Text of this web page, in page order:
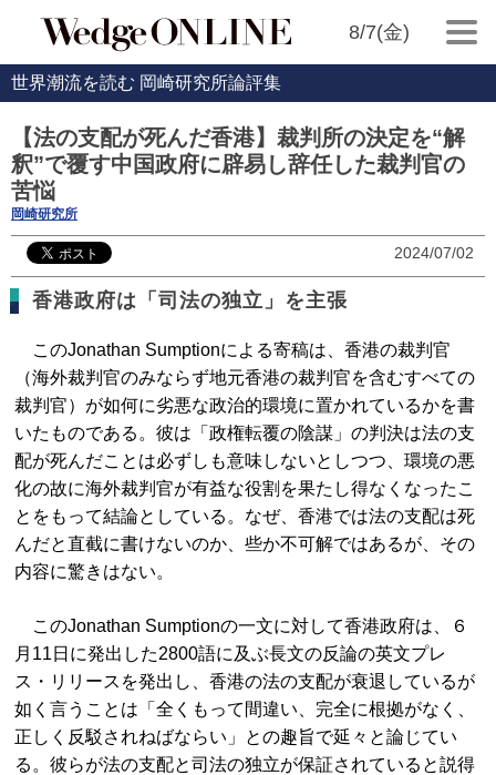
8/7(金)
世界潮流を読む 岡崎研究所論評集
【法の支配が死んだ香港】裁判所の決定を“解
釈”で覆す中国政府に辟易し辞任した裁判官の
苦悩
岡崎研究所
2024/07/02
香港政府は「司法の独立」を主張
このJonathan Sumptionによる寄稿は、香港の裁判官
（海外裁判官のみならず地元香港の裁判官を含むすべての
裁判官）が如何に劣悪な政治的環境に置かれているかを書
いたものである。彼は「政権転覆の陰謀」の判決は法の支
配が死んだことは必ずしも意味しないとしつつ、環境の悪
化の故に海外裁判官が有益な役割を果たし得なくなったこ
とをもって結論としている。なぜ、香港では法の支配は死
んだと直截に書けないのか、些か不可解ではあるが、その
内容に驚きはない。
このJonathan Sumptionの一文に対して香港政府は、６
月11日に発出した2800語に及ぶ長文の反論の英文プレ
ス・リリースを発出し、香港の法の支配が衰退しているが
如く言うことは「全くもって間違い、完全に根拠がなく、
正しく反駁されねばならい」との趣旨で延々と論じてい
る。彼らが法の支配と司法の独立が保証されていると説得